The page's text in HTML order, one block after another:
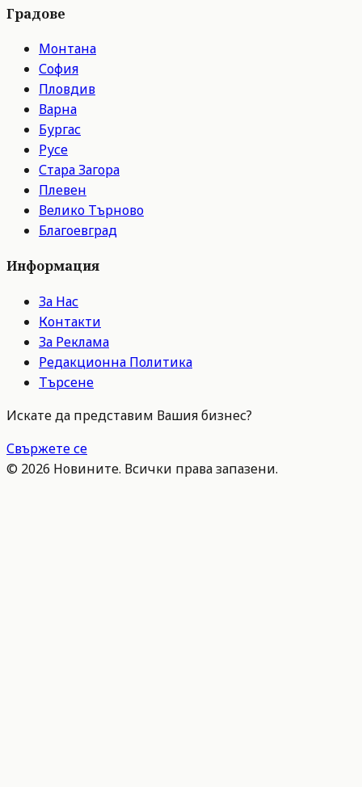
Градове
Монтана
София
Пловдив
Варна
Бургас
Русе
Стара Загора
Плевен
Велико Търново
Благоевград
Информация
За Нас
Контакти
За Реклама
Редакционна Политика
Търсене
Искате да представим Вашия бизнес?
Свържете се
© 2026 Новините. Всички права запазени.